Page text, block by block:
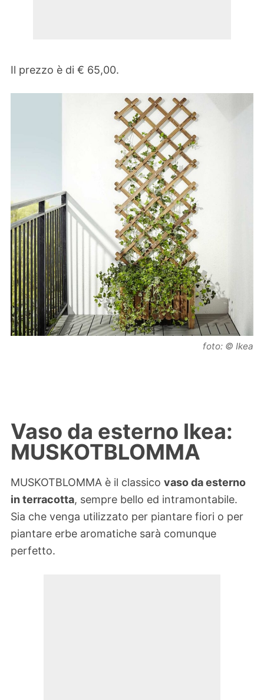
Il prezzo è di € 65,00.
foto: © Ikea
Vaso da esterno Ikea:
MUSKOTBLOMMA
MUSKOTBLOMMA è il classico vaso da esterno
in terracotta, sempre bello ed intramontabile.
Sia che venga utilizzato per piantare fiori o per
piantare erbe aromatiche sarà comunque
perfetto.